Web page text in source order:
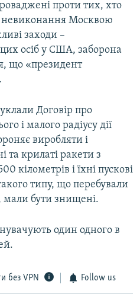
проти тих, хто
невиконання Москвою
заходи –
осіб у США, заборона
що «президент
Договір про
і малого радіусу дії
виробляти і
та крилаті ракети з
кілометрів і їхні пускові
типу, що перебували
бути знищені.
один одного в
без VPN Follow us